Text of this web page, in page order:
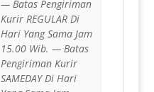
— Batas Pengiriman
Kurir REGULAR Di
Hari Yang Sama Jam
15.00 Wib. — Batas
Pengiriman Kurir
SAMEDAY Di Hari